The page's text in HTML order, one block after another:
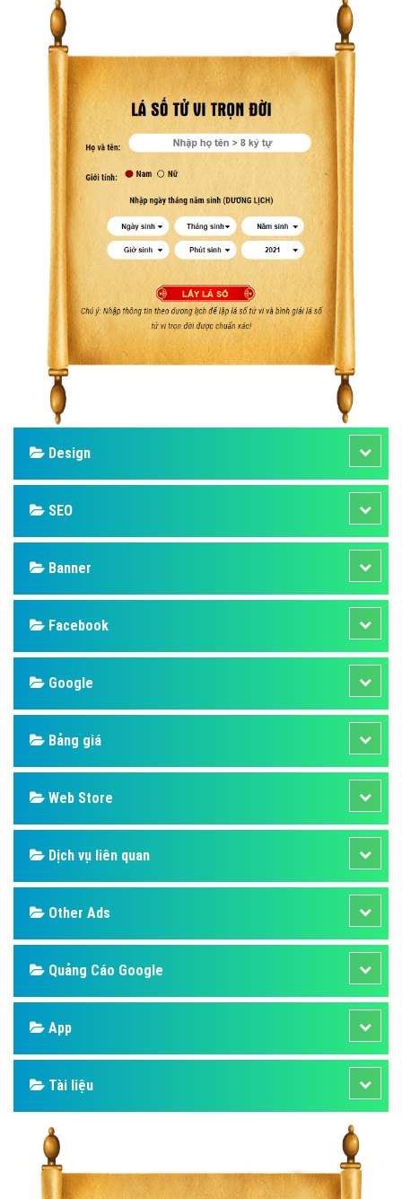
Design
SEO
Banner
Facebook
Google
Bảng giá
Web Store
Dịch vụ liên quan
Other Ads
Quảng Cáo Google
App
Tài liệu